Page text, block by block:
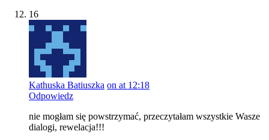
16
Kathuska Batiuszka on at 12:18
Odpowiedz
nie mogłam się powstrzymać, przeczytałam wszystkie Wasze
dialogi, rewelacja!!!